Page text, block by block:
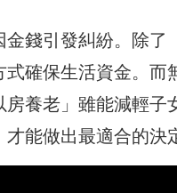
錢引發糾紛。除了
確保生活資金。而
養老」雖能減輕子
能做出最適合的決